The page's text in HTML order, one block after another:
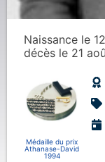
Naissance le
décès le 21
Médaille du prix
Athanase-David
1994